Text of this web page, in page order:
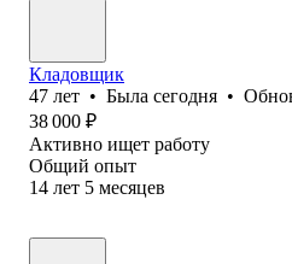
Кладовщик
47 лет • Была сегодня •
38 000 ₽
Активно ищет работу
Общий опыт
14 лет 5 месяцев